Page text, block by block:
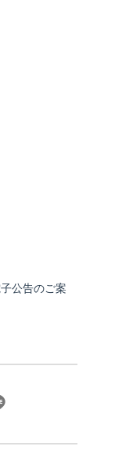
公告のご案